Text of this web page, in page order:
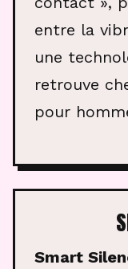
entre la
une
retrouve
pour
Smart